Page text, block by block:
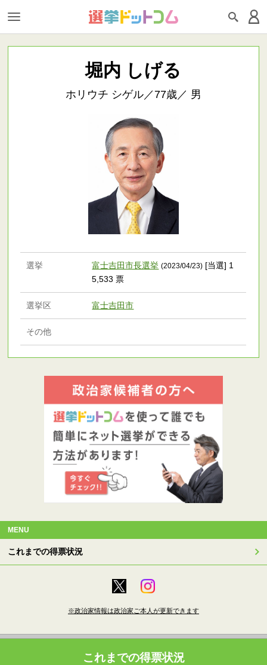
堀内 しげる
ホリウチ シゲル／77歳／ 男
選挙 富士吉田市長選挙 (2023/04/23) [当選] 1
5,533 票
選挙区 富士吉田市
その他
MENU
これまでの得票状況
※政治家情報は政治家ご本人が更新できます
これまでの得票状況